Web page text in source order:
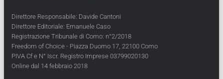
Direttore Responsabile: Davide Cantoni
Direttore Editoriale: Emanuele Caso
Registrazione Tribunale di Como: n°2/2018
Freedom of Choice - Piazza Duomo 17, 22100 Como
PIVA Cf e N° Iscr. Registro Imprese 03799020130
Online dal 14 febbraio 2018